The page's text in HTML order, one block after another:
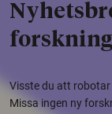
forskning
Visste du att robotar
Missa ingen ny